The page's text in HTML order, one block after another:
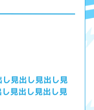
見出し見出し見
見出し見出し見